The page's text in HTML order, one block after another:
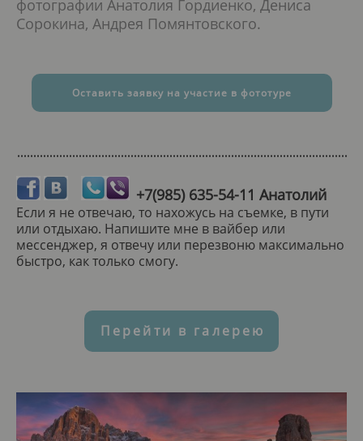
фотографии Анатолия Гордиенко, Дениса
Сорокина, Андрея Помянтовского.
Оставить заявку на участие в фототуре
+7(985) 635-54-11 Анатолий
Если я не отвечаю, то нахожусь на съемке, в пути
или отдыхаю. Напишите мне в вайбер или
мессенджер, я отвечу или перезвоню максимально
быстро, как только смогу.
Перейти в галерею